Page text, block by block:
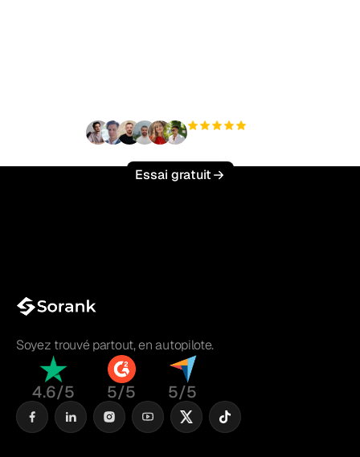
Essai gratuit
Soyez trouvé partout, en autopilote.
4.6/5 5/5 5/5